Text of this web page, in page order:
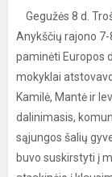
Gegužės 8 d.
Anykščių rajono
paminėti Europos
mokyklai
Kamilė, Mantė ir
dalinimasis,
sąjungos šalių
buvo suskirstyti į